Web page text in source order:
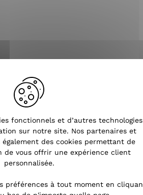
fonctionnels et d’autres technologies
sur notre site. Nos partenaires et
des cookies permettant de
de vous offrir une expérience client
personnalisée.
préférences à tout moment en